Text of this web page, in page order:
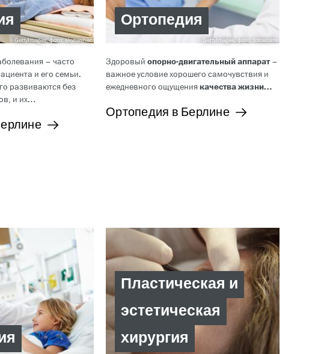
GettyImages, фото: skynesher
– часто
и его семьи.
развиваются без
и их…
GettyImages, фото: fotostorm
Ортопедия
Здоровый опорно-двигательный аппарат–
важное условие хорошего самочувствия и
ежедневного ощущения качества жизни…
Ортопедия в Берлине
Пластическая и
эстетическая
хирургия